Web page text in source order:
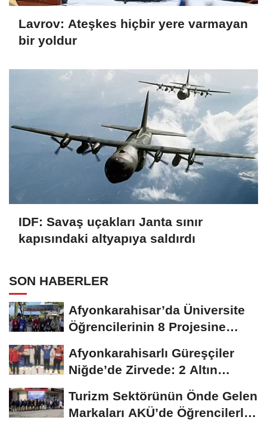
Lavrov: Ateşkes hiçbir yere varmayan
bir yoldur
IDF: Savaş uçakları Janta sınır
kapısındaki altyapıya saldırdı
SON HABERLER
Afyonkarahisar’da Üniversite
Öğrencilerinin 8 Projesine
Afyonkarahisarlı Güreşçiler
Niğde’de Zirvede: 2 Altın
Turizm Sektörünün Önde Gelen
Markaları AKÜ’de Öğrencilerle